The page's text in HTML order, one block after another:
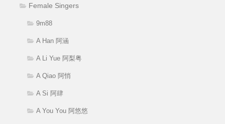
Female Singers
9m88
A Han 阿涵
A Li Yue 阿梨粤
A Qiao 阿悄
A Si 阿肆
A You You 阿悠悠